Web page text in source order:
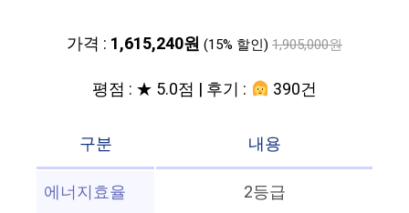
가격 : 1,615,240원 (15% 할인) 1,905,000원
평점 : ★ 5.0점 | 후기 : 390건
구분
내용
에너지효율
2등급